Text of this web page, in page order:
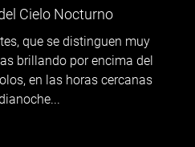
Cielo Nocturno
que se distinguen muy
brillando por encima del
en las horas cercanas